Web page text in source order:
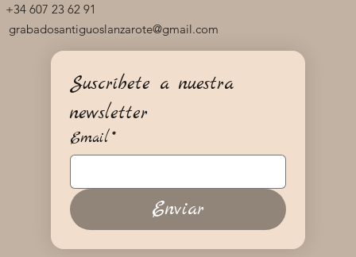
+34 607 23 62 91
grabadosantiguoslanzarote@gmail.com
Suscríbete a nuestra
newsletter
Email*
Enviar